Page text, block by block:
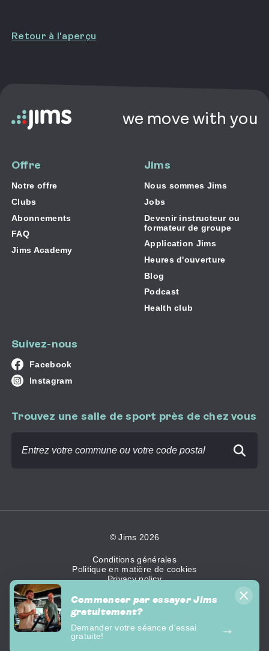
Retour à l'aperçu
we move with you
Offre
Notre offre
Clubs
Abonnements
FAQ
Jims Academy
Jims
Nous sommes Jims
Jobs
Devenir instructeur ou
formateur de groupe
Application Jims
Heures d'ouverture
Blog
Podcast
Health club
Suivez-nous
Suivez-
sur
Facebook
Suivez-
Instagram
Trouvez une salle de sport près de chez vous
une
© Jims 2026
Conditions générales
Politique en matière de cookies
Privacy policy
Déclaration de confidentialité Vidéosurveillance
Droit de rétractation
Commencer par essayer Jims
gratuitement?
Demander votre séance d'essai
gratuite!